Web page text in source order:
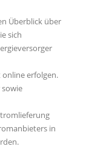
Überblick über
sich
online erfolgen.
in